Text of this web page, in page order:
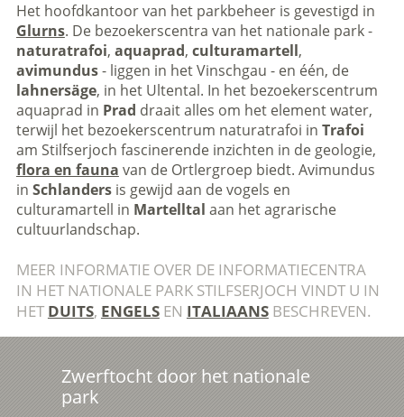
Het hoofdkantoor van het parkbeheer is gevestigd in
Glurns. De bezoekerscentra van het nationale park -
naturatrafoi, aquaprad, culturamartell,
avimundus- liggen in het Vinschgau - en één, de
lahnersäge, in het Ultental. In het bezoekerscentrum
aquaprad in Prad draait alles om het element water,
terwijl het bezoekerscentrum naturatrafoi in Trafoi
am Stilfserjoch fascinerende inzichten in de geologie,
flora en fauna van de Ortlergroep biedt. Avimundus
in Schlandersis gewijd aan de vogels en
culturamartell in Martelltal aan het agrarische
cultuurlandschap.
MEER INFORMATIE OVER DE INFORMATIECENTRA
IN HET NATIONALE PARK STILFSERJOCH VINDT U IN
HETDUITS, ENGELSEN ITALIAANSBESCHREVEN.
Zwerftocht door het nationale
park